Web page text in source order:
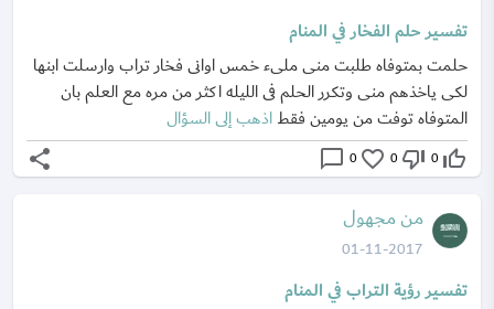
تفسير حلم الفخار في المنام
حلمت بمتوفاه طلبت منى ملىء خمس اوانى فخار تراب وارسلت ابنها
لكى ياخذهم منى وتكرر الحلم فى الليله اكثر من مره مع العلم بان
المتوفاه توفت من يومين فقطاذهب إلى السؤال
thumb_up_off_alt
0
thumb_down_off_alt
0
favorite_border
0
chat_bubble_outline
share
من مجهول
01-11-2017
تفسير رؤية التراب في المنام